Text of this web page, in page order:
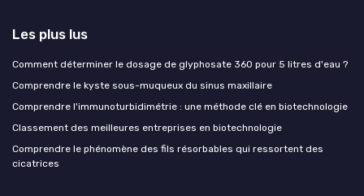
Les plus lus
Comment déterminer le dosage de glyphosate 360 pour 5 litres d'eau ?
Comprendre le kyste sous-muqueux du sinus maxillaire
Comprendre l'immunoturbidimétrie : une méthode clé en biotechnologie
Classement des meilleures entreprises en biotechnologie
Comprendre le phénomène des fils résorbables qui ressortent des
cicatrices